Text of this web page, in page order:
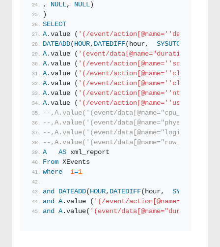
,
NULL, NULL )
)
SELECT
A.value ( '(/event/action[@name='
DATEADD( HOUR, DATEDIFF(hour, SYSUTCDATETIME
A.value ( '(event/data[@name="duration"]/
A.value ( '(/event/action[@name=' 'sql_text'
A.value ( '(/event/action[@name='
A.value ( '(/event/action[@name='
A.value ( '(/event/action[@name=' 'nt_username'
A.value ( '(/event/action[@name=' 'username'
--,A.value('(event/data[@name="cpu_time"]/
--,A.value('(event/
--,A.value('(event/
--,A.value('(event/
A
AS xml_report
From XEvents
where
1=1
and DATEADD( HOUR, DATEDIFF(hour,
and
A.value ( '(/event/action[@name='
and
A.value( '(event/data[@name="duration"]/